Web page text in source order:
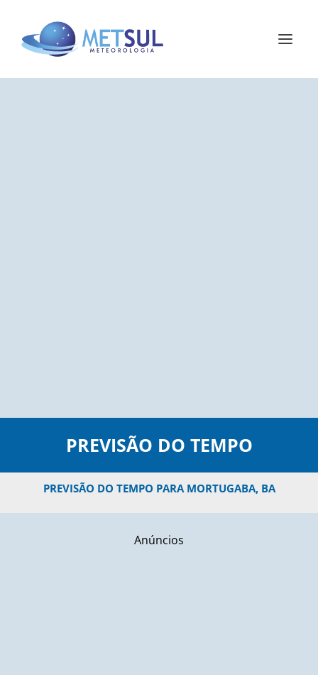
PREVISÃO DO TEMPO
PREVISÃO DO TEMPO PARA MORTUGABA, BA
Anúncios